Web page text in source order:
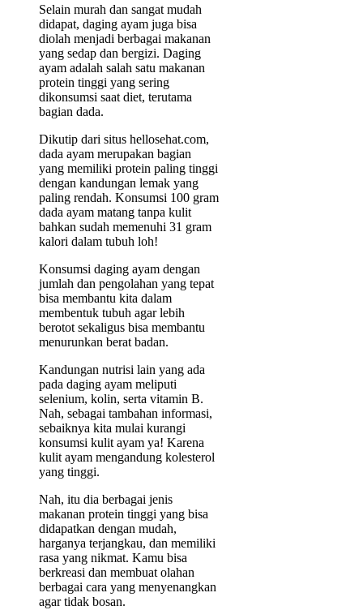
Selain murah dan sangat mudah
didapat, daging ayam juga bisa
diolah menjadi berbagai makanan
yang sedap dan bergizi. Daging
ayam adalah salah satu makanan
protein tinggi yang sering
dikonsumsi saat diet, terutama
bagian dada.
Dikutip dari situs hellosehat.com,
dada ayam merupakan bagian
yang memiliki protein paling tinggi
dengan kandungan lemak yang
paling rendah. Konsumsi 100 gram
dada ayam matang tanpa kulit
bahkan sudah memenuhi 31 gram
kalori dalam tubuh loh!
Konsumsi daging ayam dengan
jumlah dan pengolahan yang tepat
bisa membantu kita dalam
membentuk tubuh agar lebih
berotot sekaligus bisa membantu
menurunkan berat badan.
Kandungan nutrisi lain yang ada
pada daging ayam meliputi
selenium, kolin, serta vitamin B.
Nah, sebagai tambahan informasi,
sebaiknya kita mulai kurangi
konsumsi kulit ayam ya! Karena
kulit ayam mengandung kolesterol
yang tinggi.
Nah, itu dia berbagai jenis
makanan protein tinggi yang bisa
didapatkan dengan mudah,
harganya terjangkau, dan memiliki
rasa yang nikmat. Kamu bisa
berkreasi dan membuat olahan
berbagai cara yang menyenangkan
agar tidak bosan.